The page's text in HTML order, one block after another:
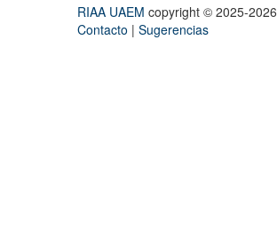
RIAA UAEM copyright © 2025-2026
Contacto | Sugerencias